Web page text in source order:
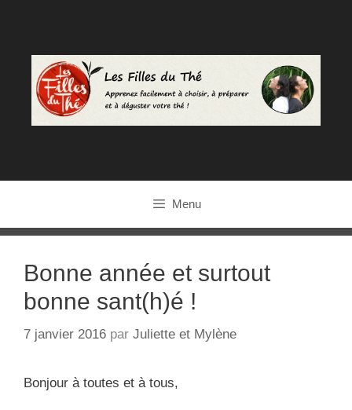
Menu
Bonne année et surtout
bonne sant(h)é !
7 janvier 2016 par Juliette et Mylène
Bonjour à toutes et à tous,